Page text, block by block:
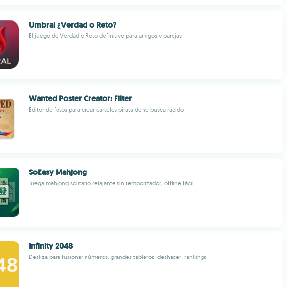
Umbral ¿Verdad o Reto?
El juego de Verdad o Reto definitivo para amigos y parejas
Wanted Poster Creator: Filter
Editor de fotos para crear carteles pirata de se busca rápido
SoEasy Mahjong
Juega mahjong solitario relajante sin temporizador, offline fácil
Infinity 2048
Desliza para fusionar números: grandes tableros, deshacer, rankings